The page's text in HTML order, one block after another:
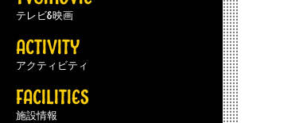
テレビ&映画
ACTIVITY
アクティビティ
FACILITIES
施設情報